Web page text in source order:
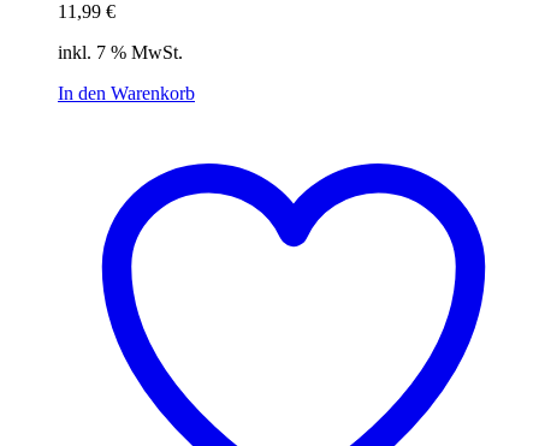
11,99 €
inkl. 7 % MwSt.
In den Warenkorb